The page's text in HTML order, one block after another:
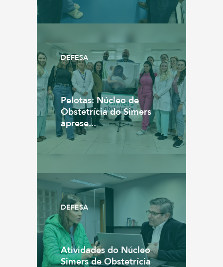
DEFESA
Pelotas: Núcleo de
Obstetrícia do Simers
aprese...
DEFESA
Atividades do Núcleo
Simers de Obstetrícia